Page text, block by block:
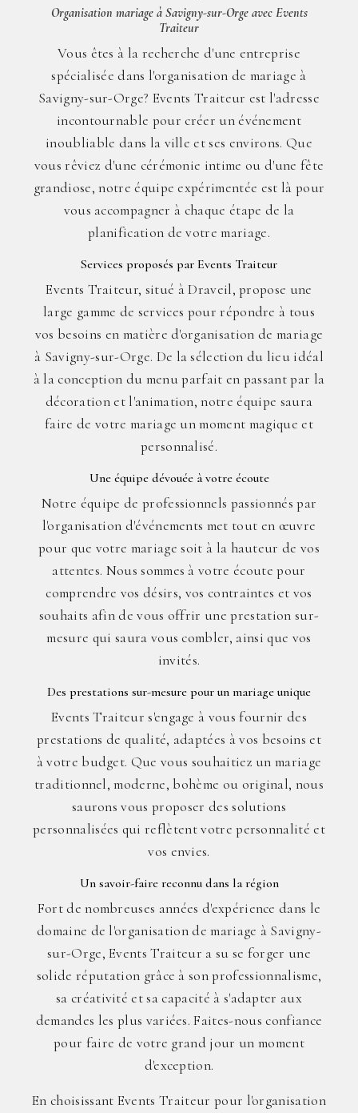
Organisation mariage à Savigny-sur-Orge avec Events
Traiteur
Vous êtes à la recherche d'une entreprise
spécialisée dans l'organisation de mariage à
Savigny-sur-Orge? Events Traiteur est l'adresse
incontournable pour créer un événement
inoubliable dans la ville et ses environs. Que
vous rêviez d'une cérémonie intime ou d'une fête
grandiose, notre équipe expérimentée est là pour
vous accompagner à chaque étape de la
planification de votre mariage.
Services proposés par Events Traiteur
Events Traiteur, situé à Draveil, propose une
large gamme de services pour répondre à tous
vos besoins en matière d'organisation de mariage
à Savigny-sur-Orge. De la sélection du lieu idéal
à la conception du menu parfait en passant par la
décoration et l'animation, notre équipe saura
faire de votre mariage un moment magique et
personnalisé.
Une équipe dévouée à votre écoute
Notre équipe de professionnels passionnés par
l'organisation d'événements met tout en œuvre
pour que votre mariage soit à la hauteur de vos
attentes. Nous sommes à votre écoute pour
comprendre vos désirs, vos contraintes et vos
souhaits afin de vous offrir une prestation sur-
mesure qui saura vous combler, ainsi que vos
invités.
Des prestations sur-mesure pour un mariage unique
Events Traiteur s'engage à vous fournir des
prestations de qualité, adaptées à vos besoins et
à votre budget. Que vous souhaitiez un mariage
traditionnel, moderne, bohème ou original, nous
saurons vous proposer des solutions
personnalisées qui reflètent votre personnalité et
vos envies.
Un savoir-faire reconnu dans la région
Fort de nombreuses années d'expérience dans le
domaine de l'organisation de mariage à Savigny-
sur-Orge, Events Traiteur a su se forger une
solide réputation grâce à son professionnalisme,
sa créativité et sa capacité à s'adapter aux
demandes les plus variées. Faites-nous confiance
pour faire de votre grand jour un moment
d'exception.
En choisissant Events Traiteur pour l'organisation